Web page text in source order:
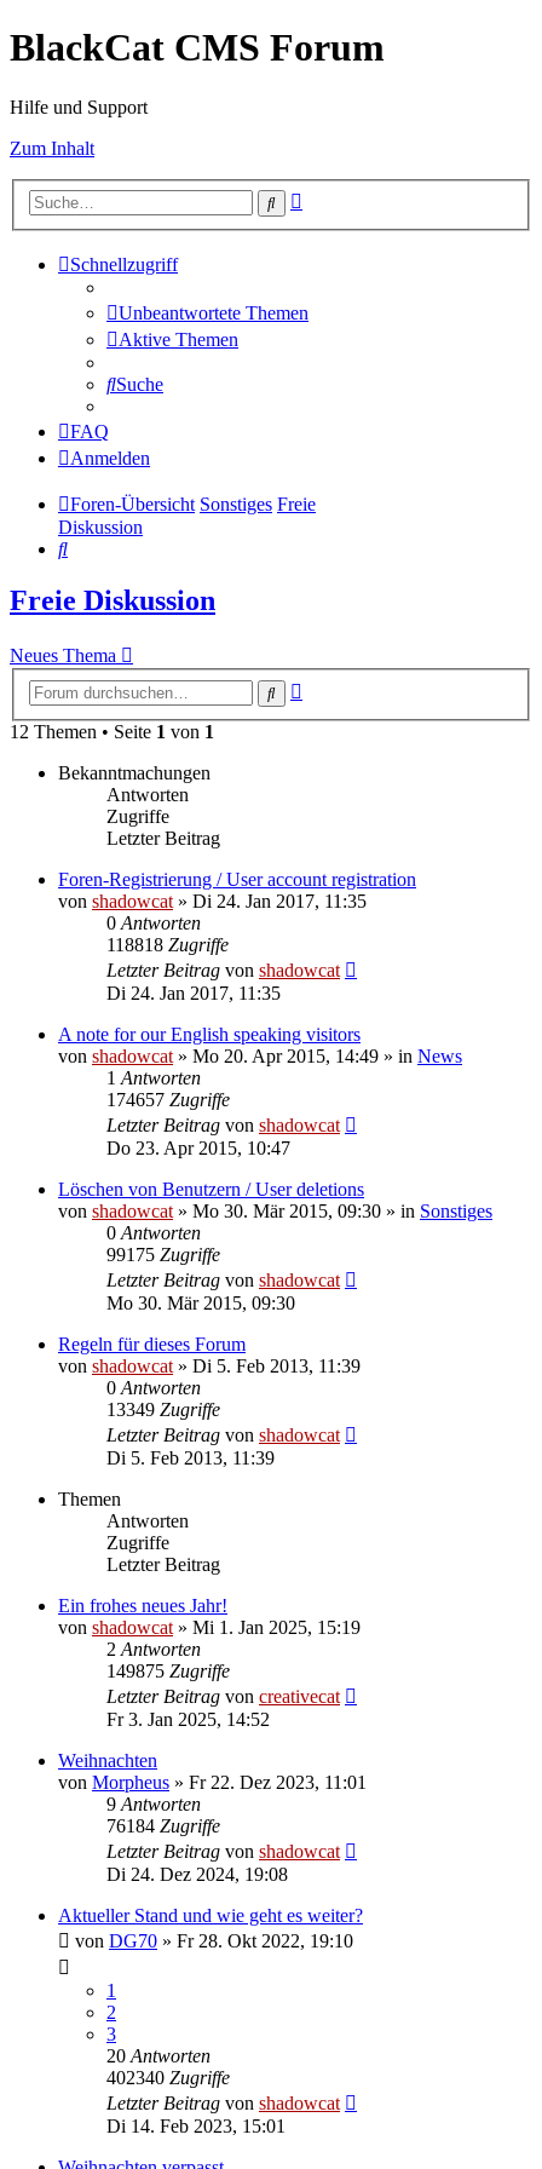
BlackCat CMS Forum
Hilfe und Support
Zum Inhalt
Suche
Schnellzugriff
Unbeantwortete Themen
Aktive Themen
Suche
FAQ
Anmelden
Foren-Übersicht Sonstiges Freie
Diskussion
Suche
Freie Diskussion
Neues Thema
Suche
12 Themen • Seite 1 von 1
Bekanntmachungen
Antworten
Zugriffe
Letzter Beitrag
Foren-Registrierung / User account registration
von shadowcat » Di 24. Jan 2017, 11:35
0 Antworten
118818 Zugriffe
Letzter Beitrag von shadowcat
Di 24. Jan 2017, 11:35
A note for our English speaking visitors
von shadowcat » Mo 20. Apr 2015, 14:49 » in News
1 Antworten
174657 Zugriffe
Letzter Beitrag von shadowcat
Do 23. Apr 2015, 10:47
Löschen von Benutzern / User deletions
von shadowcat » Mo 30. Mär 2015, 09:30 » in Sonstiges
0 Antworten
99175 Zugriffe
Letzter Beitrag von shadowcat
Mo 30. Mär 2015, 09:30
Regeln für dieses Forum
von shadowcat » Di 5. Feb 2013, 11:39
0 Antworten
13349 Zugriffe
Letzter Beitrag von shadowcat
Di 5. Feb 2013, 11:39
Themen
Antworten
Zugriffe
Letzter Beitrag
Ein frohes neues Jahr!
von shadowcat » Mi 1. Jan 2025, 15:19
2 Antworten
149875 Zugriffe
Letzter Beitrag von creativecat
Fr 3. Jan 2025, 14:52
Weihnachten
von Morpheus » Fr 22. Dez 2023, 11:01
9 Antworten
76184 Zugriffe
Letzter Beitrag von shadowcat
Di 24. Dez 2024, 19:08
Aktueller Stand und wie geht es weiter?
von DG70 » Fr 28. Okt 2022, 19:10
1
2
3
20 Antworten
402340 Zugriffe
Letzter Beitrag von shadowcat
Di 14. Feb 2023, 15:01